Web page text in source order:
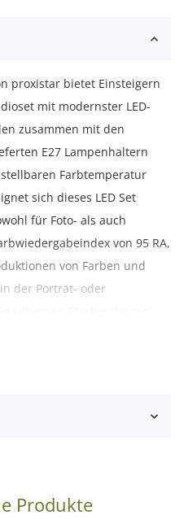
proxistar bietet Einsteigern
mit modernster LED-
zusammen mit den
E27 Lampenhaltern
Farbtemperatur
sich dieses LED Set
für Foto- als auch
von 95 RA,
von Farben und
der Porträt- oder
höhenverstellbare
mit geringer Stellfläche!
Produkte